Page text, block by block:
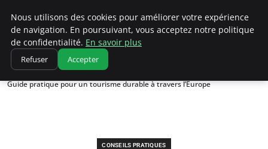
Correze Co
Accueil
Conseils pratiques
Guide pratique pour un tourisme durable à travers l’Europe
CONSEILS PRATIQUES
Nous utilisons des cookies pour améliorer votre expérience
de navigation. En poursuivant, vous acceptez notre politique
de confidentialité. En savoir plus
Refuser Accepter